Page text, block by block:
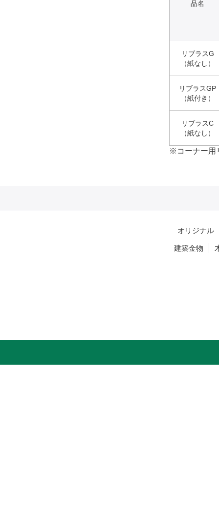
品名
リブラスG
（紙なし）
リブラスGP
（紙付き）
リブラスC
（紙なし）
※コーナー用
オリジナル
建築金物